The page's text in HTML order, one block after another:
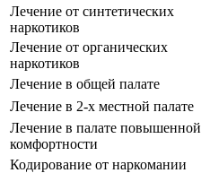
Лечение от синтетических
наркотиков
Лечение от органических
наркотиков
Лечение в общей палате
Лечение в 2-х местной палате
Лечение в палате повышенной
комфортности
Кодирование от наркомании